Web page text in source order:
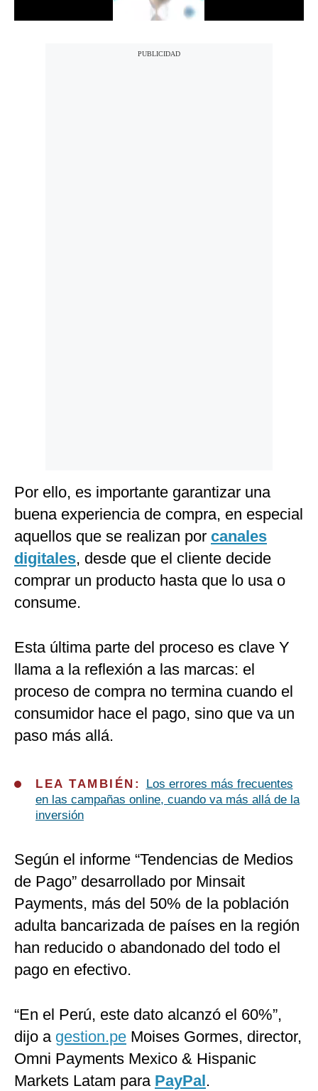
Por ello, es importante garantizar una
buena experiencia de compra, en especial
aquellos que se realizan por canales
digitales, desde que el cliente decide
comprar un producto hasta que lo usa o
consume.
Esta última parte del proceso es clave Y
llama a la reflexión a las marcas: el
proceso de compra no termina cuando el
consumidor hace el pago, sino que va un
paso más allá.
LEA TAMBIÉN:
Los errores más frecuentes
en las campañas online, cuando va más allá de la
inversión
Según el informe “Tendencias de Medios
de Pago” desarrollado por Minsait
Payments, más del 50% de la población
adulta bancarizada de países en la región
han reducido o abandonado del todo el
pago en efectivo.
“En el Perú, este dato alcanzó el 60%”,
dijo a gestion.pe Moises Gormes, director,
Omni Payments Mexico & Hispanic
Markets Latam para PayPal.